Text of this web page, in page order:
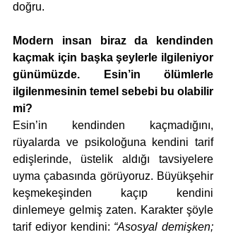
doğru.
Modern insan biraz da kendinden
kaçmak için başka şeylerle ilgileniyor
günümüzde. Esin’in ölümlerle
ilgilenmesinin temel sebebi bu olabilir
mi?
Esin’in kendinden kaçmadığını,
rüyalarda ve psikoloğuna kendini tarif
edişlerinde, üstelik aldığı tavsiyelere
uyma çabasında görüyoruz. Büyükşehir
keşmekeşinden kaçıp kendini
dinlemeye gelmiş zaten. Karakter şöyle
tarif ediyor kendini: “Asosyal demişken;